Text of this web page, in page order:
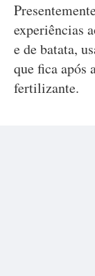
experiências
e de batata,
que fica após
fertilizante.